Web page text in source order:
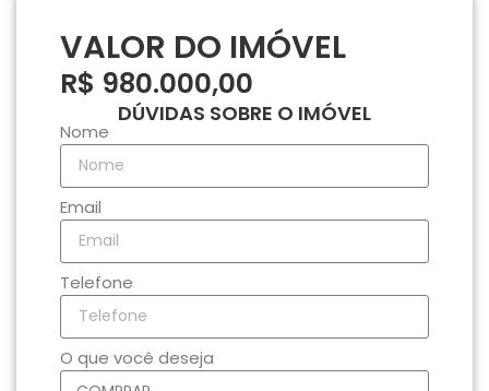
VALOR DO IMÓVEL
R$ 980.000,00
DÚVIDAS SOBRE O IMÓVEL
Nome
Email
Telefone
O que você deseja